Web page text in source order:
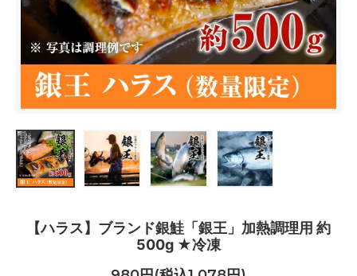
【ハラス】ブランド銀鮭「銀王」加熱調理用 約
500g ★冷凍